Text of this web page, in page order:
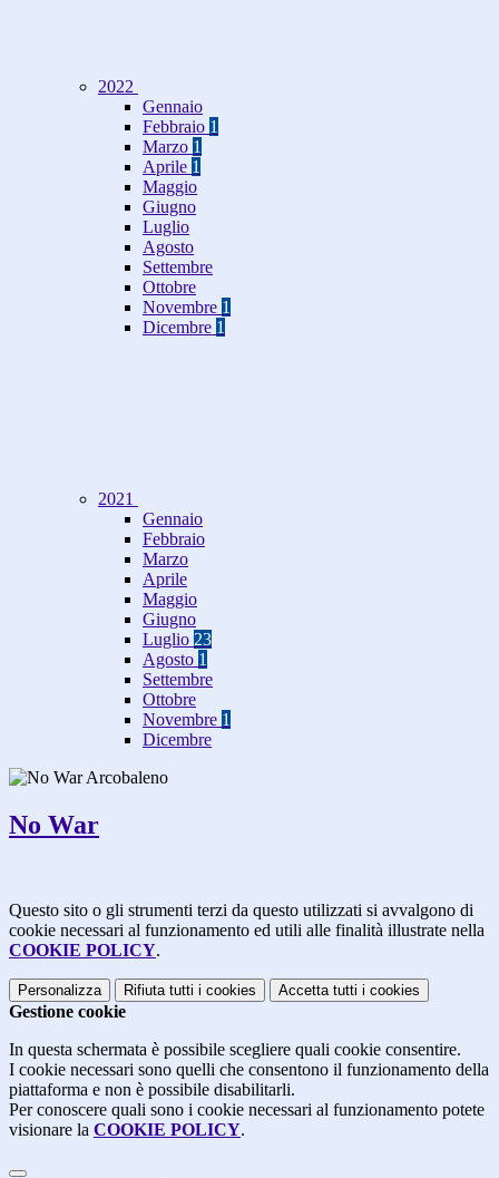
2022
Gennaio
Febbraio 1
Marzo 1
Aprile 1
Maggio
Giugno
Luglio
Agosto
Settembre
Ottobre
Novembre 1
Dicembre 1
2021
Gennaio
Febbraio
Marzo
Aprile
Maggio
Giugno
Luglio 23
Agosto 1
Settembre
Ottobre
Novembre 1
Dicembre
No War
Questo sito o gli strumenti terzi da questo utilizzati si avvalgono di
cookie necessari al funzionamento ed utili alle finalità illustrate nella
COOKIE POLICY.
Personalizza Rifiuta tutti i cookies Accetta tutti i cookies
Gestione cookie
In questa schermata è possibile scegliere quali cookie consentire.
I cookie necessari sono quelli che consentono il funzionamento della
piattaforma e non è possibile disabilitarli.
Per conoscere quali sono i cookie necessari al funzionamento potete
visionare la COOKIE POLICY.